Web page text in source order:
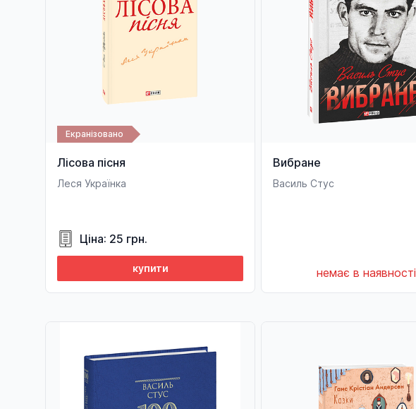
Екранізовано
Лісова пісня
Леся Українка
Ціна: 25 грн.
купити
Вибране
Василь Стус
немає в наявності